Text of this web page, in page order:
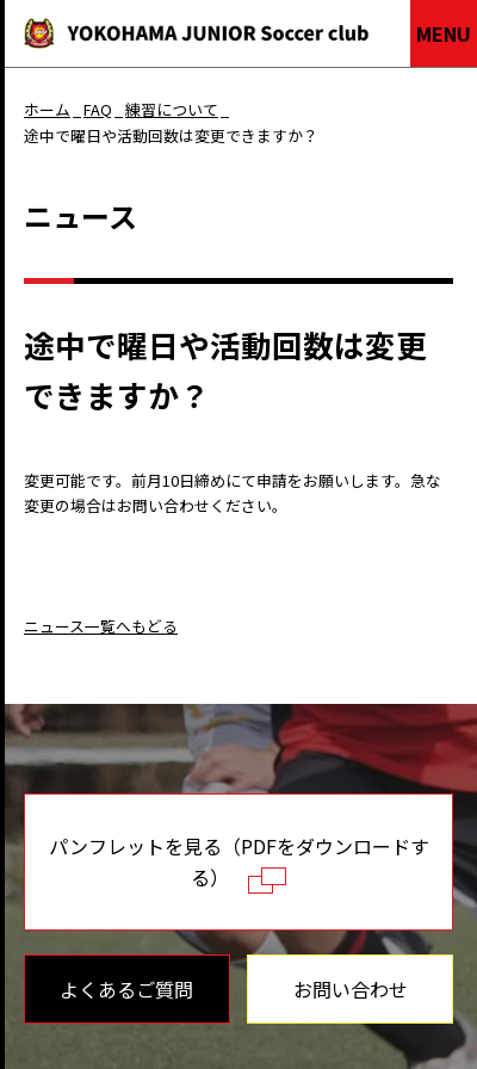
MENU
ホーム FAQ
練習について
途中で曜日や活動回数は変更できますか？
ニュース
途中で曜日や活動回数は変更
できますか？
変更可能です。前月10日締めにて申請をお願いします。急な
変更の場合はお問い合わせください。
ニュース一覧へもどる
パンフレットを見る（PDFをダウンロードす
る）
よくあるご質問 お問い合わせ